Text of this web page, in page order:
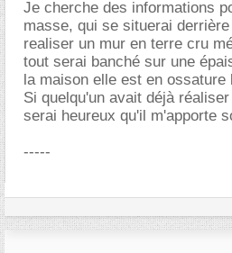
Je cherche des informations
masse, qui se situerai
realiser un mur en terre cru
tout serai banché sur une
la maison elle est en ossature
Si quelqu'un avait déjà
serai heureux qu'il m'apporte
-----